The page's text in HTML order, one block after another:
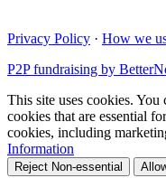
Privacy Policy · How we
P2P fundraising by
This site uses cookies.
cookies that are essential
cookies, including
Information
Reject Non-essential